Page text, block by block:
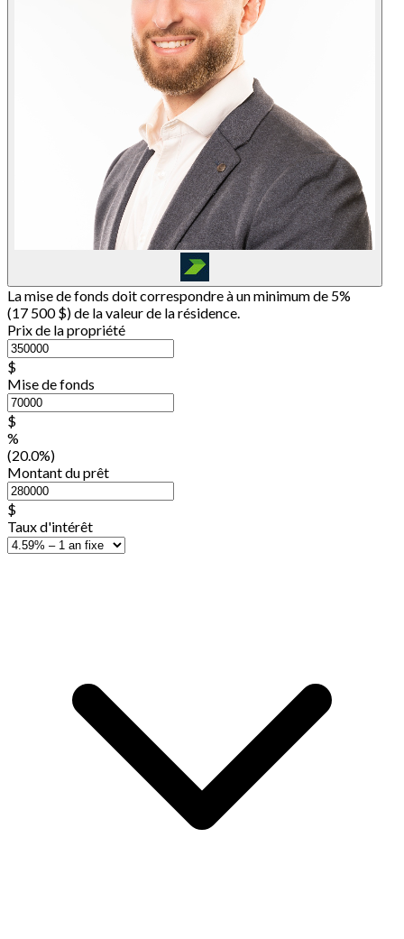
La mise de fonds doit correspondre à un minimum de 5%
(17 500 $) de la valeur de la résidence.
Prix de la propriété
$
Mise de fonds
$
%
(20.0%)
Montant du prêt
$
Taux d'intérêt